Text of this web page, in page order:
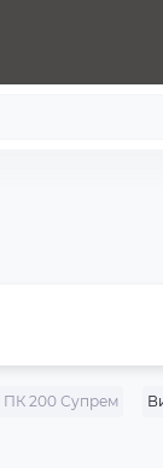
ПК 200 Супрем